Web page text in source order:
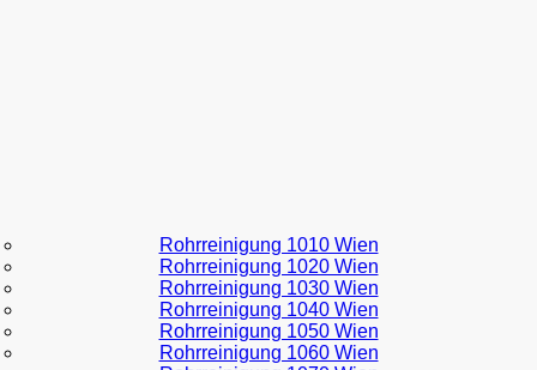
Rohrreinigung 1010 Wien
Rohrreinigung 1020 Wien
Rohrreinigung 1030 Wien
Rohrreinigung 1040 Wien
Rohrreinigung 1050 Wien
Rohrreinigung 1060 Wien